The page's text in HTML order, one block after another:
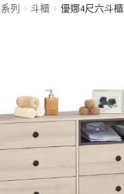
&收納櫃
列 斗櫃 優娜4尺六斗櫃